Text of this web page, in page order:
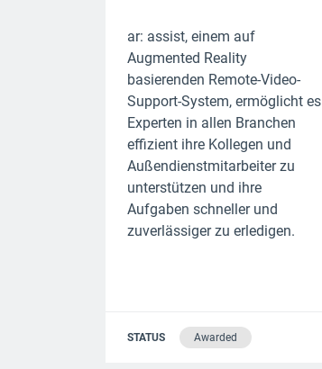
ar: assist, einem auf
Augmented Reality
basierenden Remote-Video-
Support-System, ermöglicht es
Experten in allen Branchen
effizient ihre Kollegen und
Außendienstmitarbeiter zu
unterstützen und ihre
Aufgaben schneller und
zuverlässiger zu erledigen.
STATUS Awarded